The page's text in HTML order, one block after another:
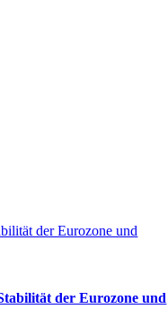
der Eurozone und
der Eurozone und